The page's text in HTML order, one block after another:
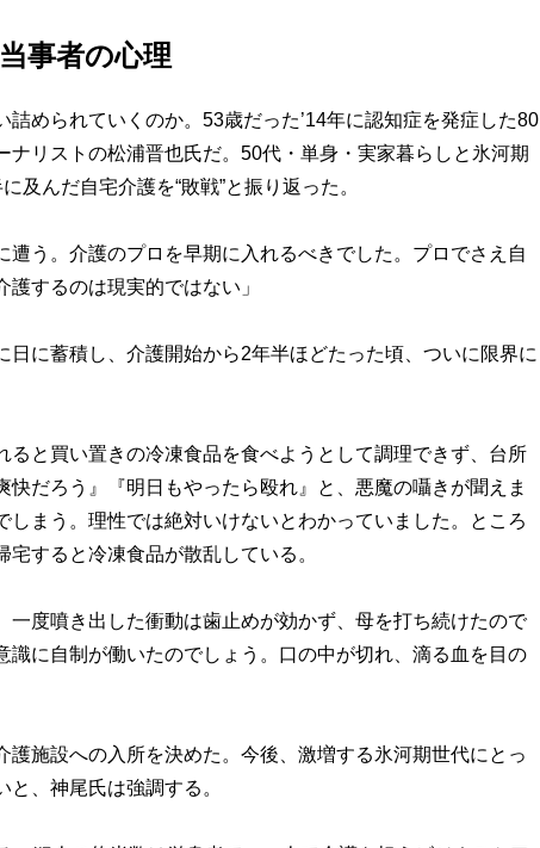
事者の心理
められていくのか。53歳だった’14年に認知症を発症した80
リストの松浦晋也氏だ。50代・単身・実家暮らしと氷河期
及んだ自宅介護を“敗戦”と振り返った。
遭う。介護のプロを早期に入れるべきでした。プロでさえ自
するのは現実的ではない」
に蓄積し、介護開始から2年半ほどたった頃、ついに限界に
ると買い置きの冷凍食品を食べようとして調理できず、台所
だろう』『明日もやったら殴れ』と、悪魔の囁きが聞えま
しまう。理性では絶対いけないとわかっていました。ところ
すると冷凍食品が散乱している。
度噴き出した衝動は歯止めが効かず、母を打ち続けたので
に自制が働いたのでしょう。口の中が切れ、滴る血を目の
施設への入所を決めた。今後、激増する氷河期世代にとっ
、神尾氏は強調する。